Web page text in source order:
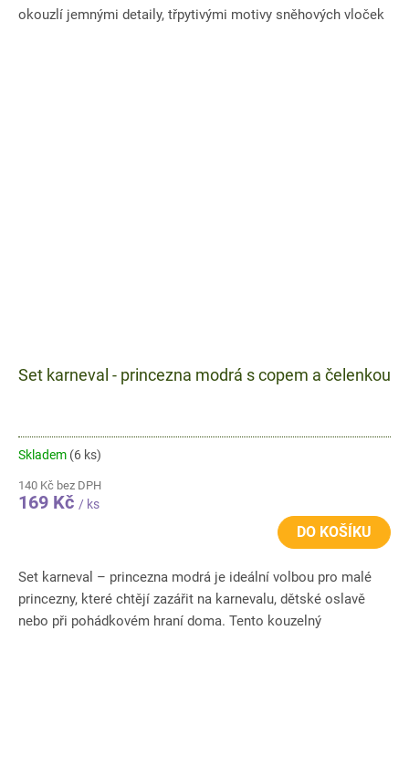
okouzlí jemnými detaily, třpytivými motivy sněhových vloček
Set karneval - princezna modrá s copem a čelenkou
Skladem (6 ks)
140 Kč bez DPH
169 Kč / ks
DO KOŠÍKU
Set karneval – princezna modrá je ideální volbou pro malé
princezny, které chtějí zazářit na karnevalu, dětské oslavě
nebo při pohádkovém hraní doma. Tento kouzelný